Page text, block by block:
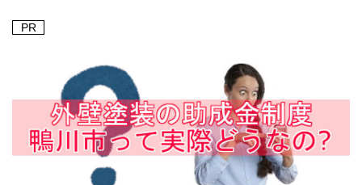
PR